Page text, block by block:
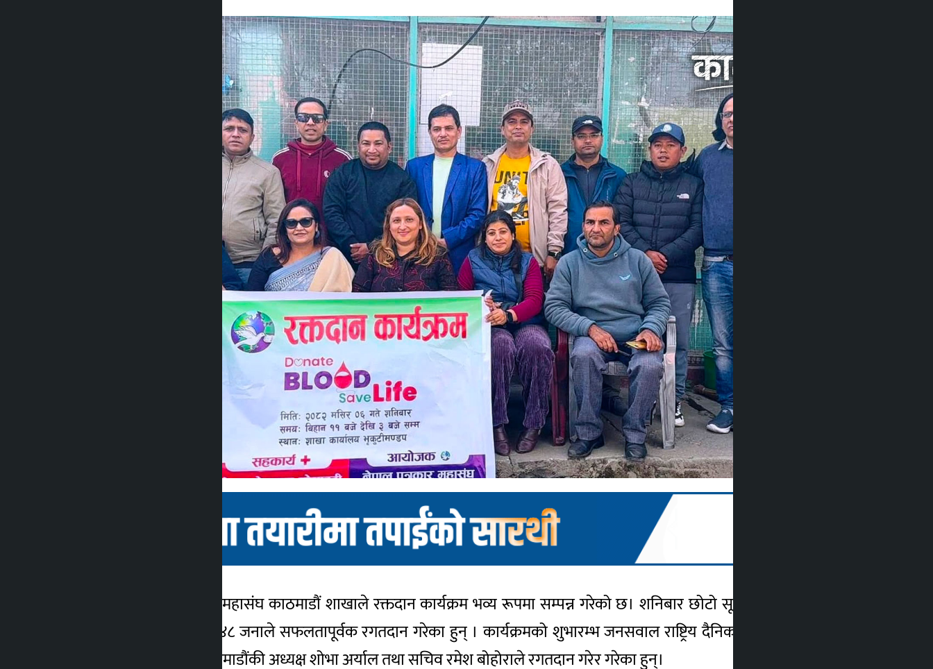
काठमाडौं । नेपाल पत्रकार महासंघ काठमाडौं शाखाले रक्तदान कार्यक्रम भव्य रूपमा सम्पन्न गरेको छ। शनिबार छोटो सूचना हुँदाहुँदै करिब ७५ जना
सहभागी उपस्थित जनाएर ४८ जनाले सफलतापूर्वक रगतदान गरेका हुन् । कार्यक्रमको शुभारम्भ जनसवाल राष्ट्रिय दैनिकका सम्पादक रामजी बगाले,
नेपाल पत्रकार महासंघ काठमाडौंकी अध्यक्ष शोभा अर्याल तथा सचिव रमेश बोहोराले रगतदान गरेर गरेका हुन्।